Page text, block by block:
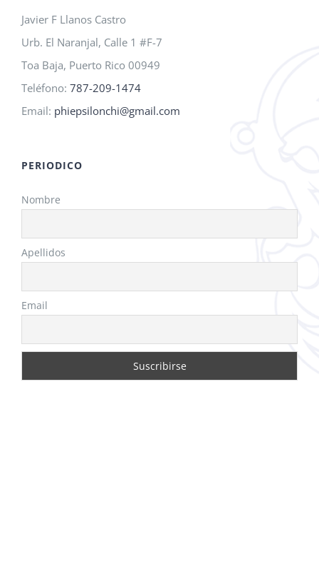
Javier F Llanos Castro
Urb. El Naranjal, Calle 1 #F-7
Toa Baja, Puerto Rico 00949
Teléfono: 787-209-1474
Email: phiepsilonchi@gmail.com
PERIODICO
Nombre
Apellidos
Email